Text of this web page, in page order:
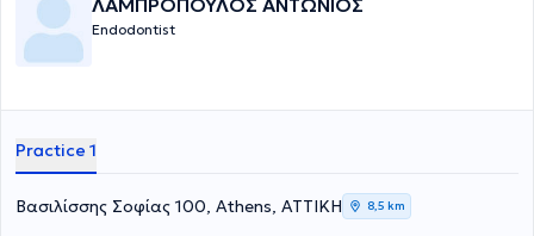
ΛΑΜΠΡΟΠΟΥΛΟΣ ΑΝΤΩΝΙΟΣ
Endodontist
Practice 1
Βασιλίσσης Σοφίας 100, Athens, ΑΤΤΙΚΗ 8,5 km